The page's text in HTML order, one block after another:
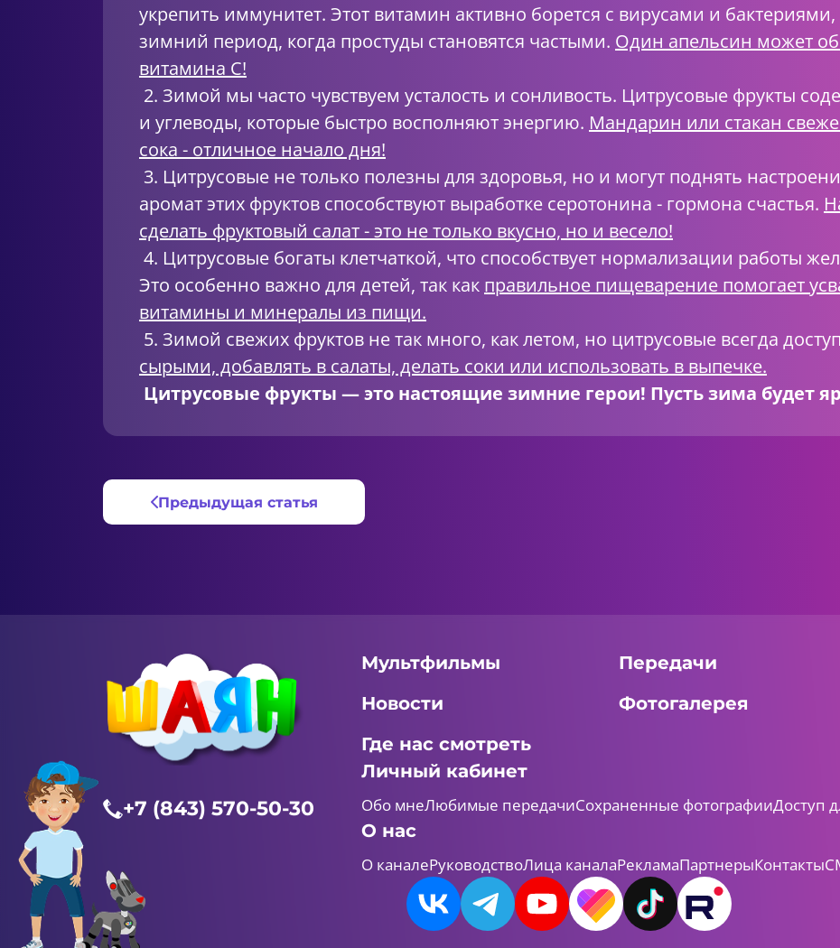
укрепить иммунитет. Этот витамин активно борется с вирусами и
зимний период, когда простуды становятся частыми. Один апельсин может
витамина C!
2. Зимой мы часто чувствуем усталость и сонливость. Цитрусовые фрукты
и углеводы, которые быстро восполняют энергию. Мандарин или стакан
сока - отличное начало дня!
3. Цитрусовые не только полезны для здоровья, но и могут поднять
аромат этих фруктов способствуют выработке серотонина - гормона счастья.
сделать фруктовый салат - это не только вкусно, но и весело!
4. Цитрусовые богаты клетчаткой, что способствует нормализации работы
Это особенно важно для детей, так как правильное пищеварение помогает
витамины и минералы из пищи.
5. Зимой свежих фруктов не так много, как летом, но цитрусовые всегда
сырыми, добавлять в салаты, делать соки или использовать в выпечке.
Цитрусовые фрукты — это настоящие зимние герои! Пусть зима будет
Предыдущая статья
+7 (843) 570-50-30
Мультфильмы Передачи
Новости
Фотогалерея
Где нас смотреть
Личный кабинет
Обо мнеЛюбимые передачиСохраненные фотографииДоступ
О нас
О каналеРуководствоЛица каналаРекламаПартнерыКонтакты